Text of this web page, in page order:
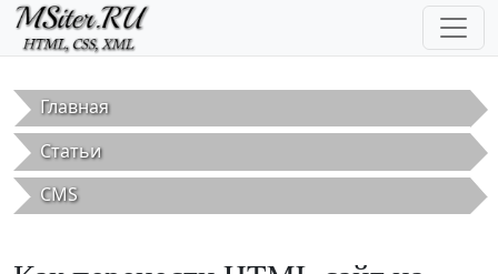
Перейти к основному содержанию
Главная
Статьи
CMS